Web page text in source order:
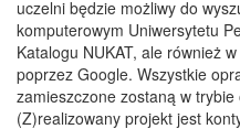
uczelni będzie możliwy do
komputerowym Uniwersytetu
Katalogu NUKAT, ale również
poprzez Google. Wszystkie
zamieszczone zostaną w
(Z)realizowany projekt jest